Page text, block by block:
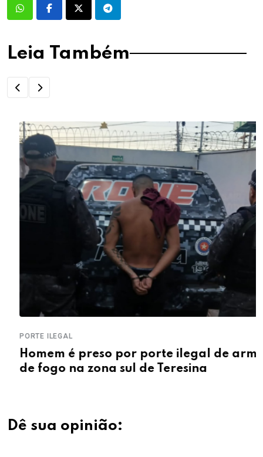
Leia Também
PORTE ILEGAL
Homem é preso por porte ilegal de arma
de fogo na zona sul de Teresina
Dê sua opinião: